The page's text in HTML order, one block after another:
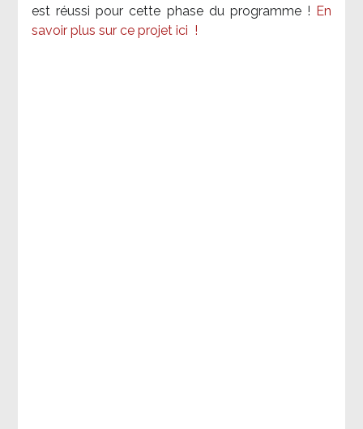
est réussi pour cette phase du programme ! En
savoir plus sur ce projet ici !